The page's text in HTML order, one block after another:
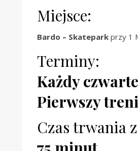
Miejsce:
Bardo – Skatepark przy 1
Terminy:
Każdy
Pierwszy
Czas trwania